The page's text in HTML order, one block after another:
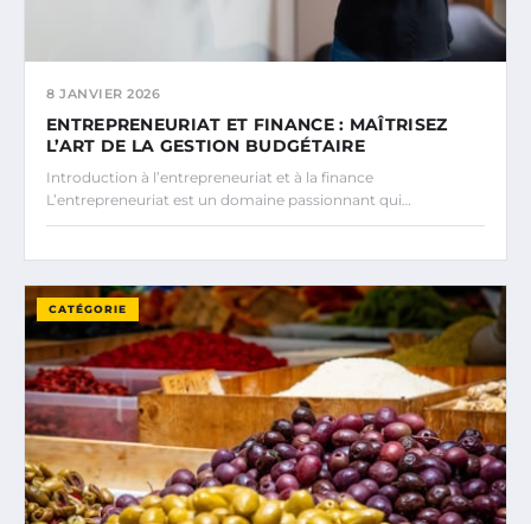
8 JANVIER 2026
ENTREPRENEURIAT ET FINANCE : MAÎTRISEZ
L’ART DE LA GESTION BUDGÉTAIRE
Introduction à l’entrepreneuriat et à la finance
L’entrepreneuriat est un domaine passionnant qui…
CATÉGORIE